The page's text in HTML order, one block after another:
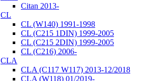
Citan 2013-
CL
CL (W140) 1991-1998
CL (C215 1DIN) 1999-2005
CL (C215 2DIN) 1999-2005
CL (C216) 2006-
CLA
CLA (C117 W117) 2013-12/2018
CLA (W118) 01/2019-